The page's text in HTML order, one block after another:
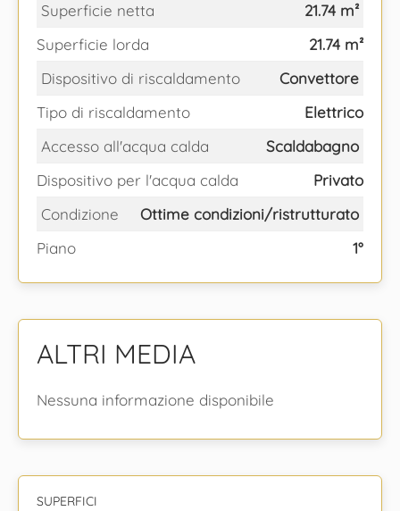
Superficie netta
21.74 m²
Superficie lorda
21.74 m²
Dispositivo di riscaldamento
Convettore
Tipo di riscaldamento
Elettrico
Accesso all'acqua calda
Scaldabagno
Dispositivo per l'acqua calda
Privato
Condizione
Ottime condizioni/ristrutturato
Piano
1°
ALTRI MEDIA
Nessuna informazione disponibile
SUPERFICI